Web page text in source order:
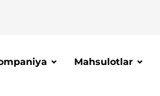
Mahsulotlar